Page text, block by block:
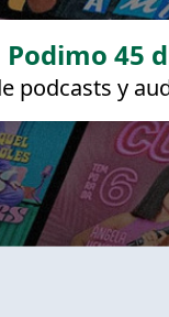
Podimo 45
podcasts y